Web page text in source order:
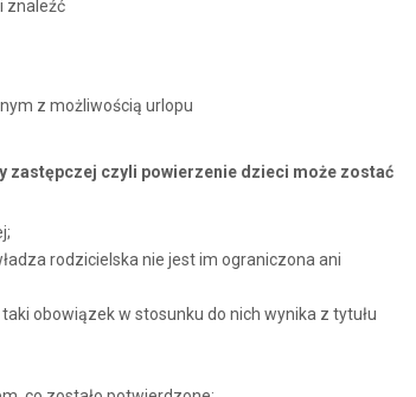
znaleźć
z możliwością urlopu
zastępczej czyli powierzenie dzieci może zostać
rodzicielska nie jest im ograniczona ani
obowiązek w stosunku do nich wynika z tytułu